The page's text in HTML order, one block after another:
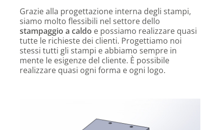
Grazie alla progettazione interna degli stampi,
siamo molto flessibili nel settore dello
stampaggio a caldo e possiamo realizzare quasi
tutte le richieste dei clienti. Progettiamo noi
stessi tutti gli stampi e abbiamo sempre in
mente le esigenze del cliente. È possibile
realizzare quasi ogni forma e ogni logo.